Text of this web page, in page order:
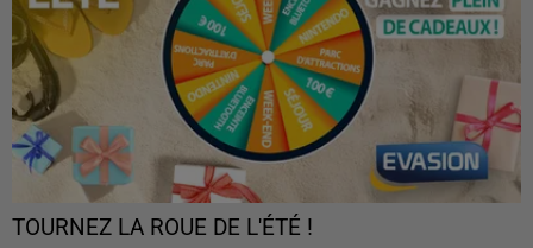
TOURNEZ LA ROUE DE L'ÉTÉ !